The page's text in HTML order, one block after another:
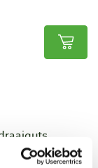
handvat